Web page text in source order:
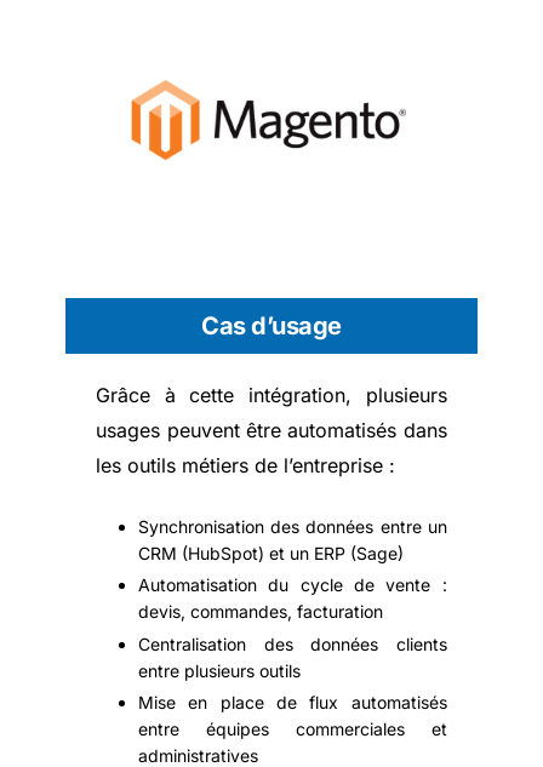
Cas d’usage
Grâce à cette intégration, plusieurs
usages peuvent être automatisés dans
les outils métiers de l’entreprise :
Synchronisation des données entre un
CRM (HubSpot) et un ERP (Sage)
Automatisation du cycle de vente :
devis, commandes, facturation
Centralisation des données clients
entre plusieurs outils
Mise en place de flux automatisés
entre équipes commerciales et
administratives